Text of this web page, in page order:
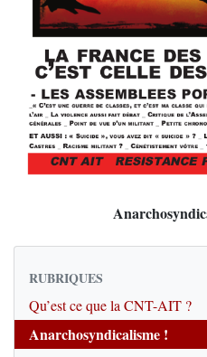
RUBRIQUES
Qu’est ce que la CNT-AIT ?
Anarchosyndicalisme !